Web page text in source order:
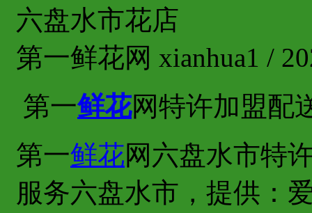
六盘水市花店
第一鲜花网 xianhua1 /
第一鲜花网特许加盟
第一鲜花网六盘水市特
服务六盘水市，提供：